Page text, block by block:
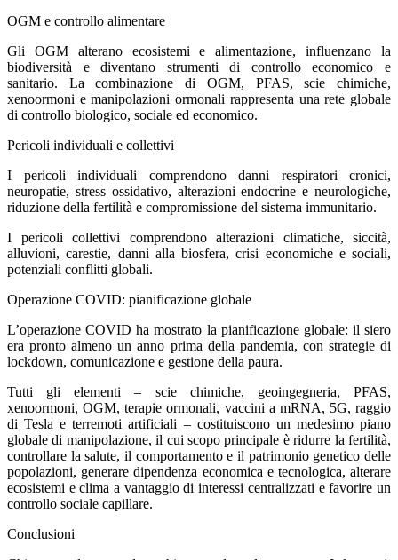
OGM e controllo alimentare
Gli OGM alterano ecosistemi e alimentazione, influenzano la
biodiversità e diventano strumenti di controllo economico e
sanitario. La combinazione di OGM, PFAS, scie chimiche,
xenoormoni e manipolazioni ormonali rappresenta una rete globale
di controllo biologico, sociale ed economico.
Pericoli individuali e collettivi
I pericoli individuali comprendono danni respiratori cronici,
neuropatie, stress ossidativo, alterazioni endocrine e neurologiche,
riduzione della fertilità e compromissione del sistema immunitario.
I pericoli collettivi comprendono alterazioni climatiche, siccità,
alluvioni, carestie, danni alla biosfera, crisi economiche e sociali,
potenziali conflitti globali.
Operazione COVID: pianificazione globale
L’operazione COVID ha mostrato la pianificazione globale: il siero
era pronto almeno un anno prima della pandemia, con strategie di
lockdown, comunicazione e gestione della paura.
Tutti gli elementi – scie chimiche, geoingegneria, PFAS,
xenoormoni, OGM, terapie ormonali, vaccini a mRNA, 5G, raggio
di Tesla e terremoti artificiali – costituiscono un medesimo piano
globale di manipolazione, il cui scopo principale è ridurre la fertilità,
controllare la salute, il comportamento e il patrimonio genetico delle
popolazioni, generare dipendenza economica e tecnologica, alterare
ecosistemi e clima a vantaggio di interessi centralizzati e favorire un
controllo sociale capillare.
Conclusioni